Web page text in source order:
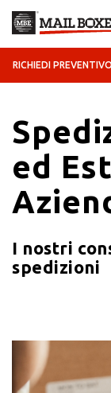
RICHIEDI
30/09/2021
ed
I nostri
spedizioni